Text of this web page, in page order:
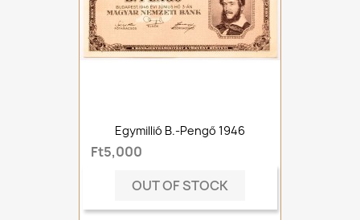
Egymillió B.-Pengő 1946
Ft5,000
OUT OF STOCK